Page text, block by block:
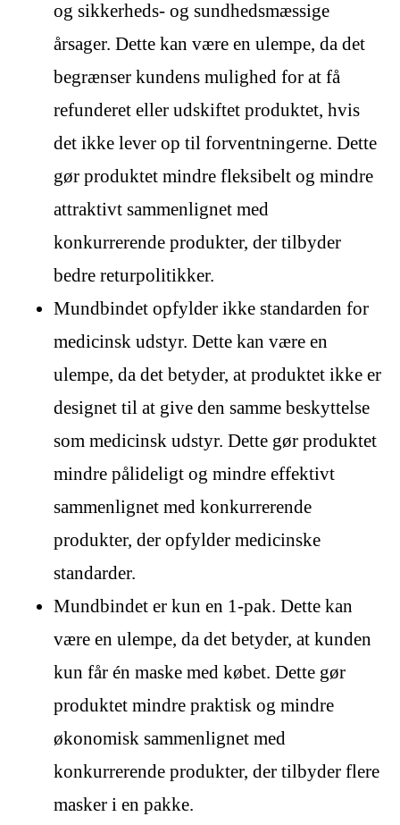
og sikkerheds- og sundhedsmæssige
årsager. Dette kan være en ulempe, da det
begrænser kundens mulighed for at få
refunderet eller udskiftet produktet, hvis
det ikke lever op til forventningerne. Dette
gør produktet mindre fleksibelt og mindre
attraktivt sammenlignet med
konkurrerende produkter, der tilbyder
bedre returpolitikker.
Mundbindet opfylder ikke standarden for
medicinsk udstyr. Dette kan være en
ulempe, da det betyder, at produktet ikke er
designet til at give den samme beskyttelse
som medicinsk udstyr. Dette gør produktet
mindre pålideligt og mindre effektivt
sammenlignet med konkurrerende
produkter, der opfylder medicinske
standarder.
Mundbindet er kun en 1-pak. Dette kan
være en ulempe, da det betyder, at kunden
kun får én maske med købet. Dette gør
produktet mindre praktisk og mindre
økonomisk sammenlignet med
konkurrerende produkter, der tilbyder flere
masker i en pakke.